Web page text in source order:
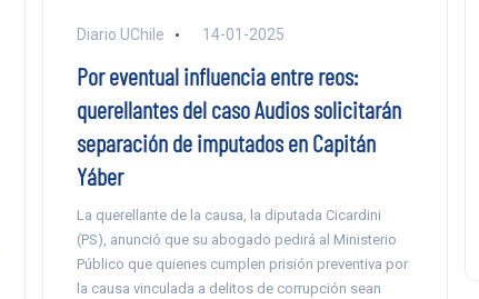
Diario UChile 14-01-2025
Por eventual influencia entre reos:
querellantes del caso Audios solicitarán
separación de imputados en Capitán
Yáber
La querellante de la causa, la diputada Cicardini
(PS), anunció que su abogado pedirá al Ministerio
Público que quienes cumplen prisión preventiva por
la causa vinculada a delitos de corrupción sean